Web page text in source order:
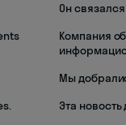
Он
Компания
Мы
Эта